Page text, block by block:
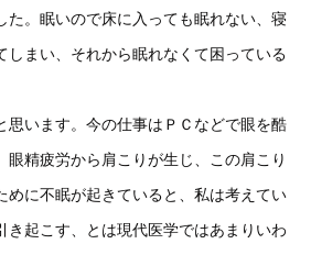
た。眠いので床に入っても眠れない、寝
しまい、それから眠れなくて困っている
います。今の仕事はＰＣなどで眼を酷
眼精疲労から肩こりが生じ、この肩こり
めに不眠が起きていると、私は考えてい
き起こす、とは現代医学ではあまりいわ